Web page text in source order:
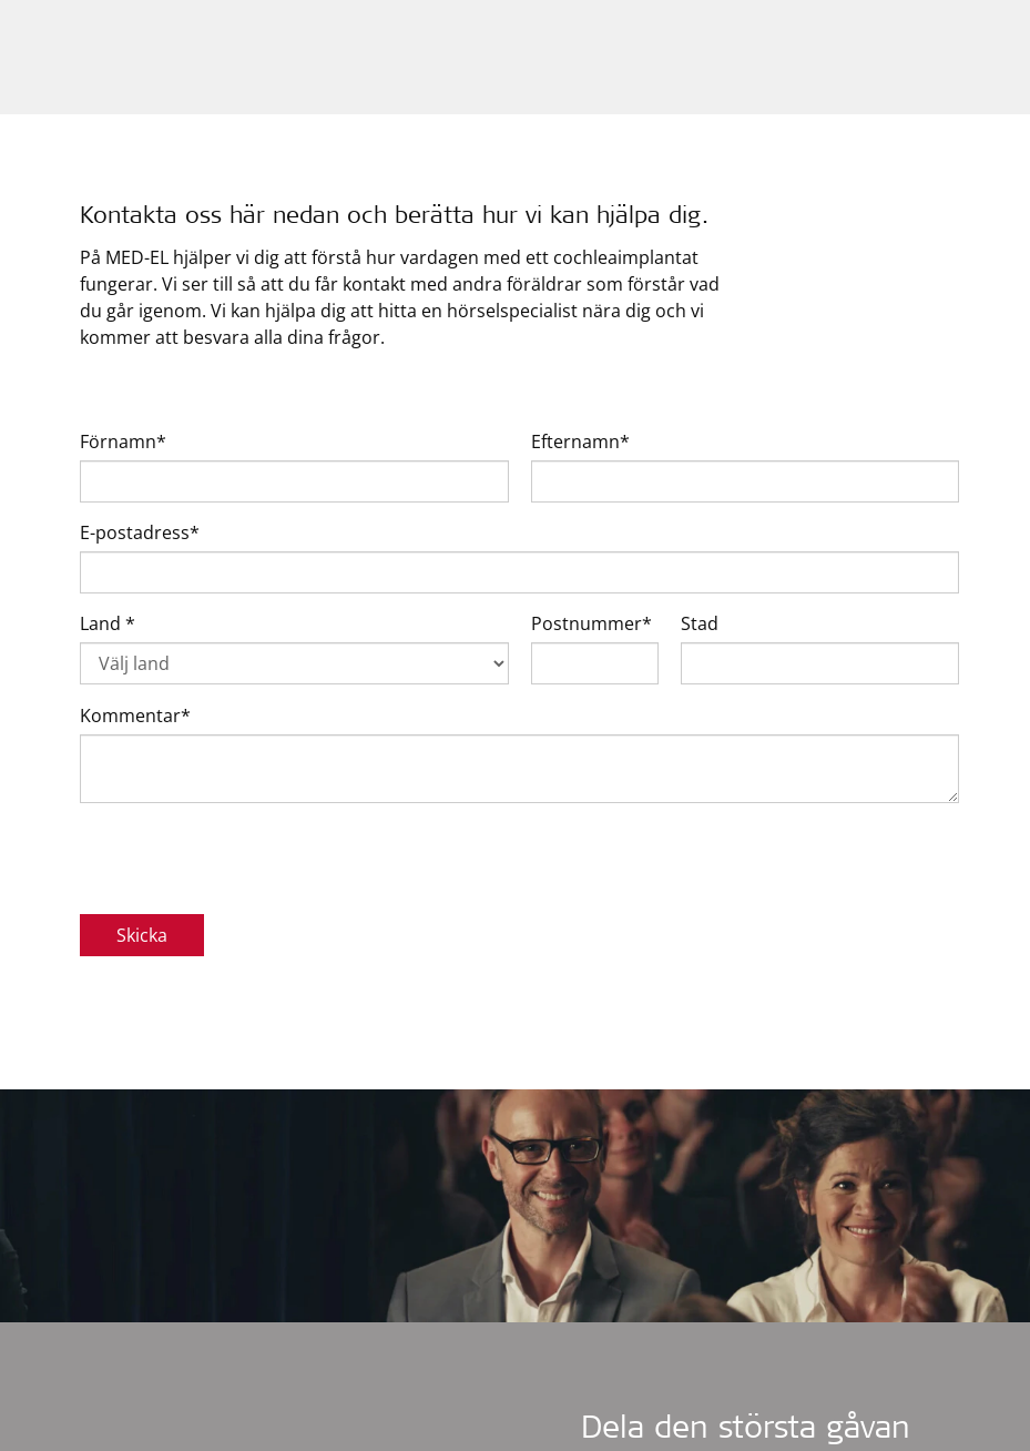
Kontakta oss här nedan och berätta hur vi kan hjälpa dig.
På MED-EL hjälper vi dig att förstå hur vardagen med ett cochleaimplantat
fungerar. Vi ser till så att du får kontakt med andra föräldrar som förstår vad
du går igenom. Vi kan hjälpa dig att hitta en hörselspecialist nära dig och vi
kommer att besvara alla dina frågor.
Förnamn* Efternamn*
E-postadress*
Land * Postnummer* Stad
Kommentar*
Skicka
Dela den största gåvan